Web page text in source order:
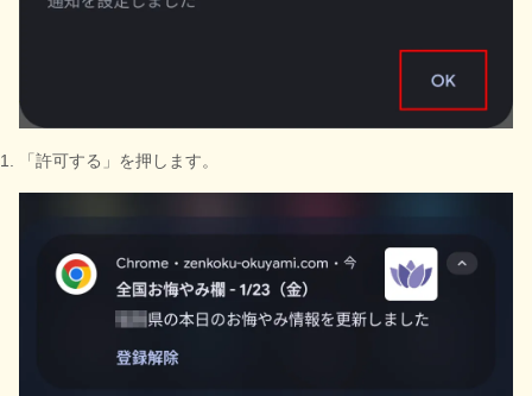
「許可する」を押します。